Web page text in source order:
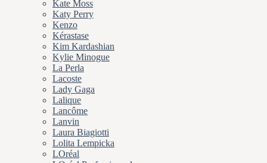
Kate Moss
Katy Perry
Kenzo
Kérastase
Kim Kardashian
Kylie Minogue
La Perla
Lacoste
Lady Gaga
Lalique
Lancôme
Lanvin
Laura Biagiotti
Lolita Lempicka
LOréal